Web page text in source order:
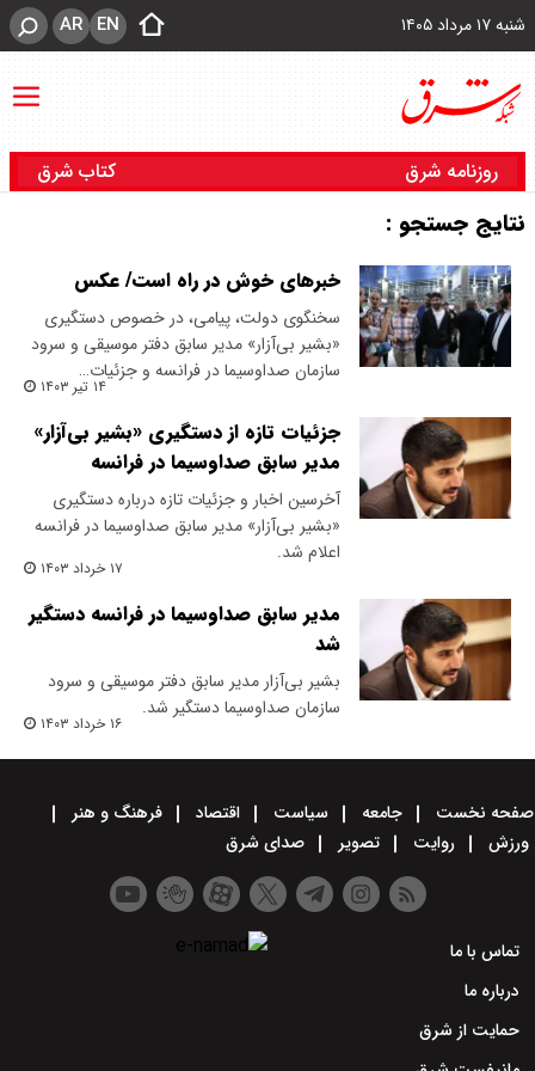
شنبه ۱۷ مرداد ۱۴۰۵ EN
AR
روزنامه شرق کتاب شرق
نتایج جستجو :
خبرهای خوش در راه است/ عکس
سخنگوی دولت، پیامی، در خصوص دستگیری
«بشیر بی‌آزار» مدیر سابق دفتر موسیقی و سرود
سازمان صداوسیما در فرانسه و جزئیات…
۱۴ تیر ۱۴۰۳
جزئیات تازه از دستگیری «بشیر بی‌آزار»
مدیر سابق صداوسیما در فرانسه
آخرسین اخبار و جزئیات تازه درباره دستگیری
«بشیر بی‌آزار» مدیر سابق صداوسیما در فرانسه
اعلام شد.
۱۷ خرداد ۱۴۰۳
مدیر سابق صداوسیما در فرانسه دستگیر
شد
بشیر بی‌آزار مدیر سابق دفتر موسیقی و سرود
سازمان صداوسیما دستگیر شد.
۱۶ خرداد ۱۴۰۳
صفحه نخست جامعه سیاست اقتصاد
فرهنگ و هنر
ورزش
روایت تصویر صدای شرق
تماس با ما
درباره ما
حمایت از شرق